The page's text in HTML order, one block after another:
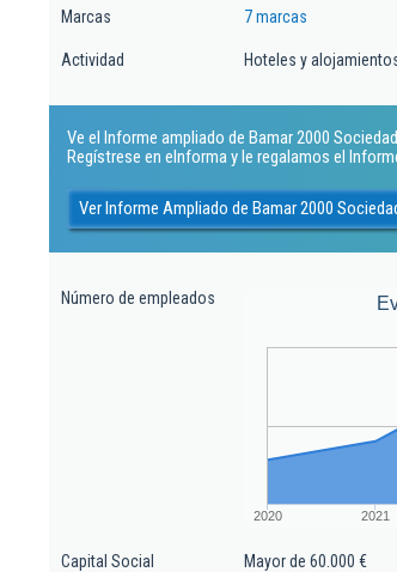
Marcas 7 marcas
Actividad Hoteles y
Ve el Informe ampliado de Bamar 2000
Regístrese en eInforma y le regalamos el
Ver Informe Ampliado de Bamar 2000
Número de empleados
2020 2021
Capital Social Mayor de 60.000 €